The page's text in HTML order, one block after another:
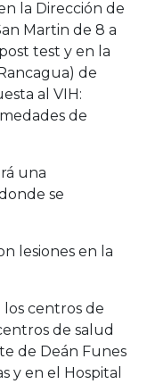
la Dirección de
Martin de 8 a
test y en la
de
al VIH:
de
una
se
lesiones en la
centros de
de salud
de Deán Funes
y en el Hospital